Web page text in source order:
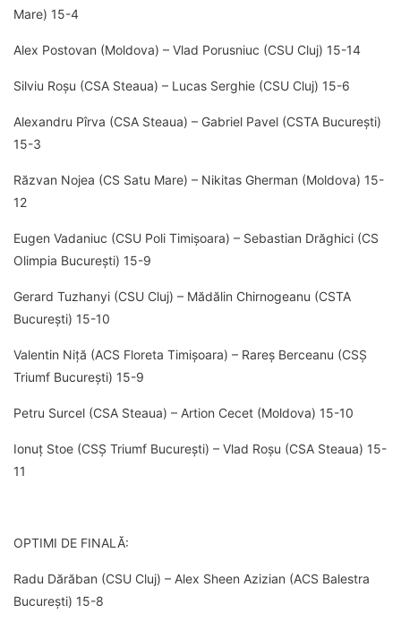
Mare) 15-4
Alex Postovan (Moldova) – Vlad Porusniuc (CSU Cluj) 15-14
Silviu Roșu (CSA Steaua) – Lucas Serghie (CSU Cluj) 15-6
Alexandru Pîrva (CSA Steaua) – Gabriel Pavel (CSTA București)
15-3
Răzvan Nojea (CS Satu Mare) – Nikitas Gherman (Moldova) 15-
12
Eugen Vadaniuc (CSU Poli Timișoara) – Sebastian Drăghici (CS
Olimpia București) 15-9
Gerard Tuzhanyi (CSU Cluj) – Mădălin Chirnogeanu (CSTA
București) 15-10
Valentin Niță (ACS Floreta Timișoara) – Rareș Berceanu (CSȘ
Triumf București) 15-9
Petru Surcel (CSA Steaua) – Artion Cecet (Moldova) 15-10
Ionuț Stoe (CSȘ Triumf București) – Vlad Roșu (CSA Steaua) 15-
11
OPTIMI DE FINALĂ:
Radu Dărăban (CSU Cluj) – Alex Sheen Azizian (ACS Balestra
București) 15-8